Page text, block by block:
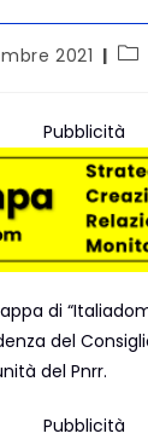
2021
Pubblicità
di
del
del Pnrr.
Pubblicità